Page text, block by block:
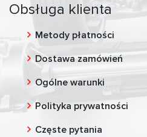
Obsługa klienta
Metody płatności
Dostawa zamówień
Ogólne warunki
Polityka prywatności
Częste pytania